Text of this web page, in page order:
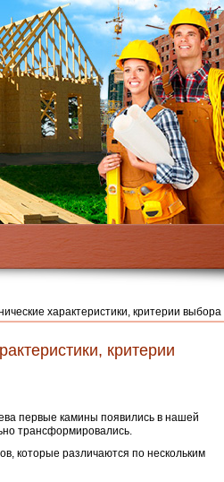
характеристики, критерии выбора
критерии
первые камины появились в нашей
трансформировались.
которые различаются по нескольким